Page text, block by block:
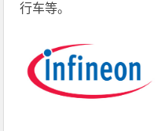
行车等。